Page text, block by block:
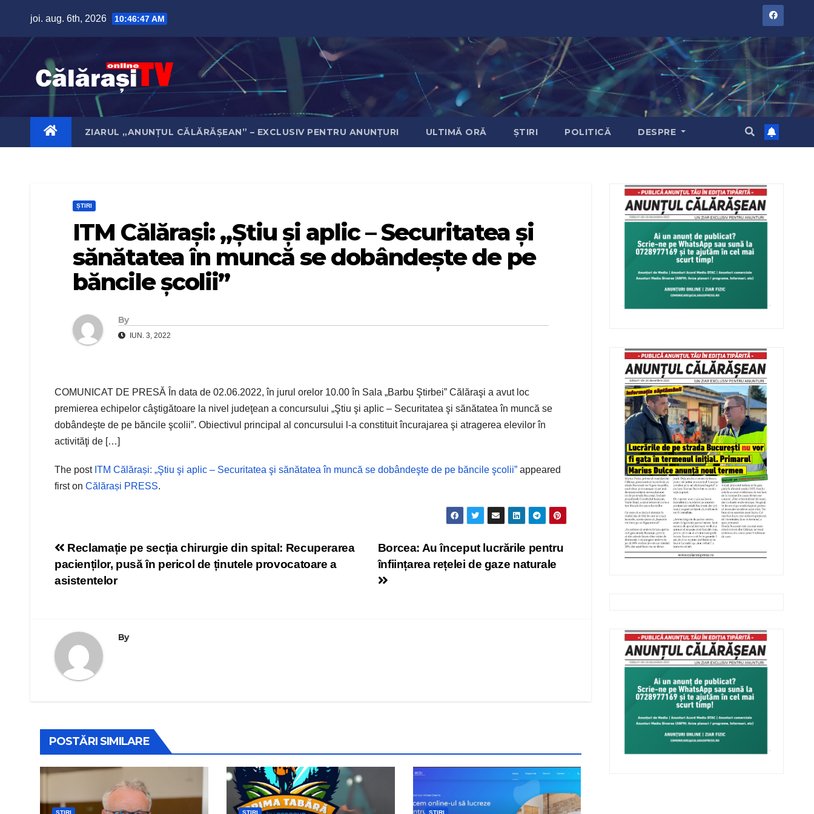
content
joi. aug. 6th, 2026 10:46:48 AM
ZIARUL „ANUNȚUL CĂLĂRĂȘEAN” – EXCLUSIV PENTRU ANUNȚURI ULTIMĂ ORĂ ȘTIRI POLITICĂ DESPRE
ȘTIRI
ITM Călărași: „Ştiu şi aplic – Securitatea şi
sănătatea în muncă se dobândeşte de pe
băncile şcolii”
By
IUN. 3, 2022
COMUNICAT DE PRESĂ În data de 02.06.2022, în jurul orelor 10.00 în Sala „Barbu Ştirbei” Călăraşi a avut loc
premierea echipelor câştigătoare la nivel judeţean a concursului „Ştiu şi aplic – Securitatea şi sănătatea în muncă se
dobândeşte de pe băncile şcolii”. Obiectivul principal al concursului l-a constituit încurajarea şi atragerea elevilor în
activităţi de […]
The post ITM Călărași: „Ştiu şi aplic – Securitatea şi sănătatea în muncă se dobândeşte de pe băncile şcolii” appeared
first on Călărași PRESS.
Navigare
în
Borcea: Au început lucrările pentru
înființarea rețelei de gaze naturale
Reclamație pe secția chirurgie din spital: Recuperarea
pacienților, pusă în pericol de ținutele provocatoare a
asistentelor
By
POSTĂRI SIMILARE
ȘTIRI ȘTIRI ȘTIRI